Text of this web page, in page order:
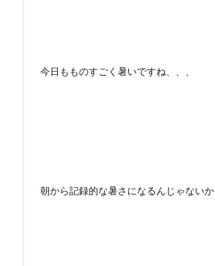
今日もものすごく暑いですね、、、
朝から記録的な暑さになるんじゃないか